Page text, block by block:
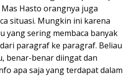
Hasto orangnya juga
situasi. Mungkin ini karena
yang sering membaca banyak
paragraf ke paragraf. Beliau
benar-benar diingat dan
apa saja yang terdapat dalam